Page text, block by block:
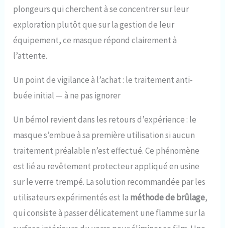
plongeurs qui cherchent à se concentrer sur leur
exploration plutôt que sur la gestion de leur
équipement, ce masque répond clairement à
l’attente.
Un point de vigilance à l’achat : le traitement anti-
buée initial — à ne pas ignorer
Un bémol revient dans les retours d’expérience : le
masque s’embue à sa première utilisation si aucun
traitement préalable n’est effectué. Ce phénomène
est lié au revêtement protecteur appliqué en usine
sur le verre trempé. La solution recommandée par les
utilisateurs expérimentés est la méthode de brûlage,
qui consiste à passer délicatement une flamme sur la